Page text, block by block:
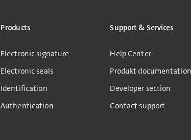
Products
Electronic signature
Electronic seals
Identification
Authentication
Support & Services
Help Center
Produkt documentation
Developer section
Contact support